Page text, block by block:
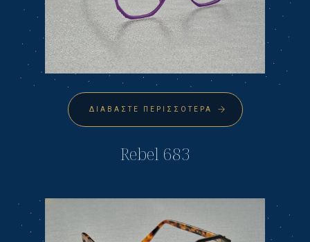
ΔΙΑΒΆΣΤΕ ΠΕΡΙΣΣΌΤΕΡΑ
Rebel 683